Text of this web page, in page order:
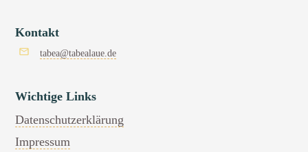
Kontakt
tabea@tabealaue.de
Wichtige Links
Datenschutzerklärung
Impressum